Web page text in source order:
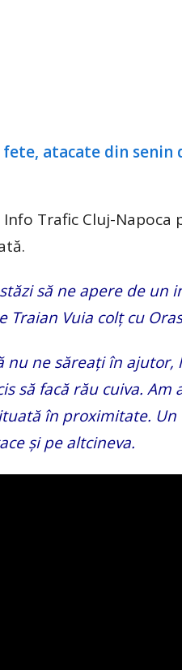
Trafic Cluj-
să ne apere de un
Traian Vuia colț cu
nu ne săreați în
să facă rău cuiva.
în proximitate. Un
și pe altcineva.